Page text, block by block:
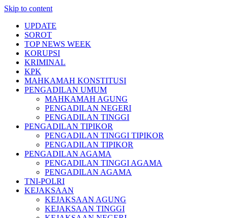
Skip to content
UPDATE
SOROT
TOP NEWS WEEK
KORUPSI
KRIMINAL
KPK
MAHKAMAH KONSTITUSI
PENGADILAN UMUM
MAHKAMAH AGUNG
PENGADILAN NEGERI
PENGADILAN TINGGI
PENGADILAN TIPIKOR
PENGADILAN TINGGI TIPIKOR
PENGADILAN TIPIKOR
PENGADILAN AGAMA
PENGADILAN TINGGI AGAMA
PENGADILAN AGAMA
TNI-POLRI
KEJAKSAAN
KEJAKSAAN AGUNG
KEJAKSAAN TINGGI